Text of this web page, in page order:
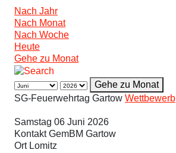
Nach Jahr
Nach Monat
Nach Woche
Heute
Gehe zu Monat
Gehe zu Monat
SG-Feuerwehrtag Gartow Wettbewerb
Samstag 06 Juni 2026
KontaktGemBM Gartow
Ort Lomitz